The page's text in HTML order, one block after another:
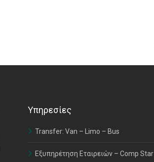
Υπηρεσίες
Transfer: Van – Limo – Bus
Εξυπηρέτηση Εταιρειών – Comp Star